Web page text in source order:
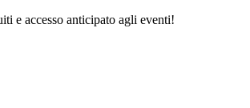
e accesso anticipato agli eventi!